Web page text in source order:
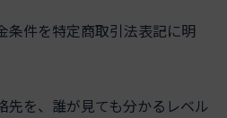
条件を特定商取引法表記に明
先を、誰が見ても分かるレベル